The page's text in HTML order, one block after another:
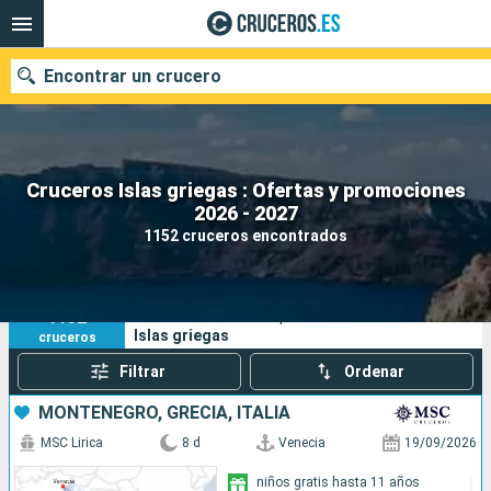
Cruceros Islas griegas : Ofertas y promociones
2026 - 2027
1152 cruceros encontrados
Encontrar un crucero
Nuestros destinos
Fecha de salida
Buscar
1152
cruceros
Islas griegas
Filtrar Ordenar
MONTENEGRO, GRECIA, ITALIA
MSC Lirica 8 d Venecia 19/09/2026
niños gratis hasta 11 años